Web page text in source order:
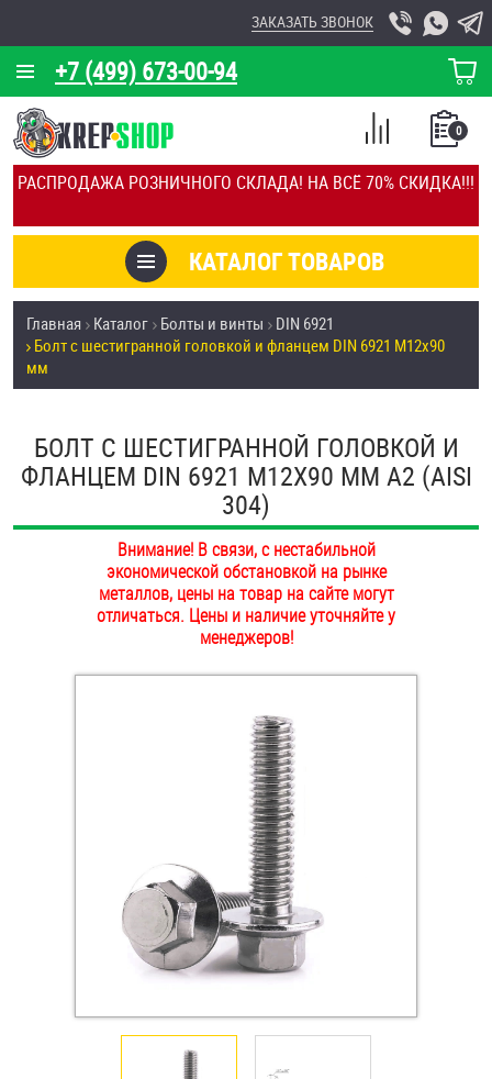
РАСПРОДАЖА РОЗНИЧНОГО СКЛАДА! НА ВСЁ 70% СКИДКА!!!
+7 (499) 673-00-94
ЗАКАЗАТЬ ЗВОНОК
КОРЗИНА
О КОМПАНИИ
КАЛЬКУЛЯТОР
ОТЗЫВЫ
УСЛУГИ
СКИДКИ
ПОКУПАТЕЛЯМ
ОПЛАТА И ДОСТАВКА
НАШИ МАГАЗИНЫ
КАТАЛОГ ТОВАРОВ
0
СПИСОК
СРАВНЕНИЕ
Товары со скидкой
Анкеры
Болты и винты
Втулки
Заклепки (Гайки-Заклепки)
Крюки, кольца с метрической резьбой
Крюки, кольца с шурупной резьбой
Оснастка и аксессуары для яхт
Главная Каталог Болты и винты
DIN 6921
Болт с шестигранной головкой и фланцем DIN 6921 М12х90
мм
БОЛТ С ШЕСТИГРАННОЙ ГОЛОВКОЙ И
ФЛАНЦЕМ DIN 6921 М12Х90 ММ А2 (AISI
304)
Внимание! В связи, с нестабильной
экономической обстановкой на рынке
металлов, цены на товар на сайте могут
отличаться. Цены и наличие уточняйте у
менеджеров!